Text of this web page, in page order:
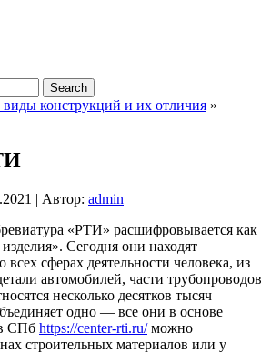
конструкций и их отличия »
| Автор: admin
«РТИ» расшифровывается как
Сегодня они находят
сферах деятельности человека, из
автомобилей, части трубопроводов
несколько десятков тысяч
одно — все они в основе
СПб https://center-rti.ru/можно
строительных материалов или у